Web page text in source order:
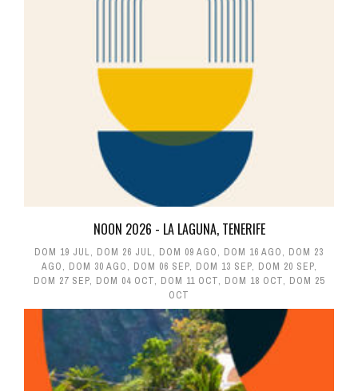
NOON 2026 - LA LAGUNA, TENERIFE
DOM 19 JUL, DOM 26 JUL, DOM 09 AGO, DOM 16 AGO, DOM 23
AGO, DOM 30 AGO, DOM 06 SEP, DOM 13 SEP, DOM 20 SEP,
DOM 27 SEP, DOM 04 OCT, DOM 11 OCT, DOM 18 OCT, DOM 25
OCT